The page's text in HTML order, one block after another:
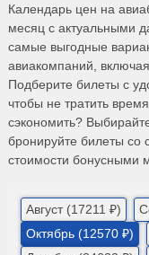
Календарь цен на
месяц с актуальными
самые выгодные
авиакомпаний,
Подберите билеты с
чтобы не тратить
сэкономить?
бронируйте билеты со
стоимости бонусными
Август (17211 ₽)
Октябрь (12570 ₽)